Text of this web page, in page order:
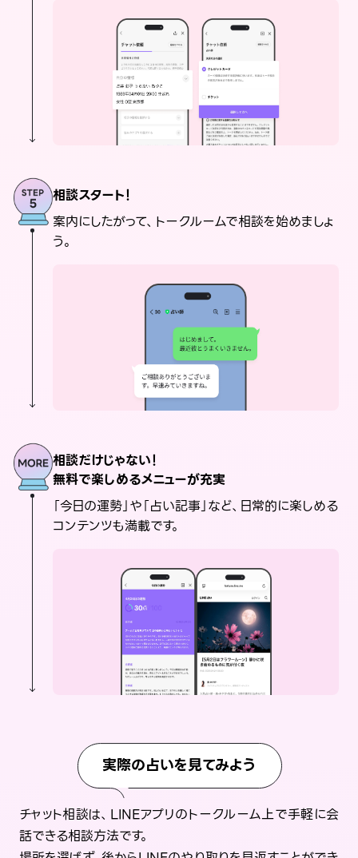
相談スタート！
案内にしたがって、トークルームで相談を始めましょ
う。
相談だけじゃない！
無料で楽しめるメニューが充実
「今日の運勢」や「占い記事」など、日常的に楽しめる
コンテンツも満載です。
実際の占いを見てみよう
チャット相談は、LINEアプリのトークルーム上で手軽に会
話できる相談方法です。